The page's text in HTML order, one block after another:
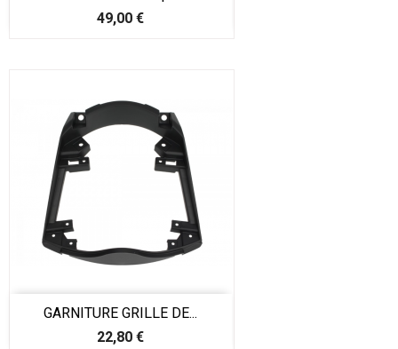
Prix
49,00 €
GARNITURE GRILLE DE...
Prix
22,80 €